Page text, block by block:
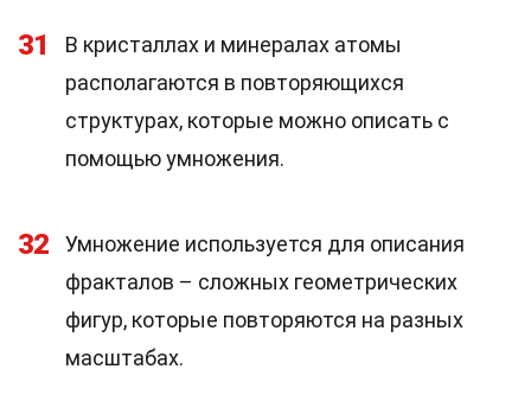
31
В кристаллах и минералах атомы
располагаются в повторяющихся
структурах, которые можно описать с
помощью умножения.
32
Умножение используется для описания
фракталов – сложных геометрических
фигур, которые повторяются на разных
масштабах.